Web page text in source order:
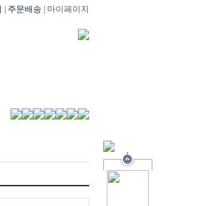
주문배송 | 마이페이지